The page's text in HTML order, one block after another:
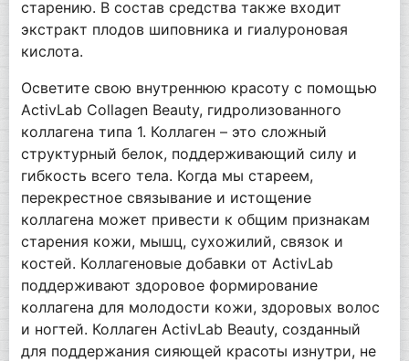
старению. В состав средства также входит
экстракт плодов шиповника и гиалуроновая
кислота.
Осветите свою внутреннюю красоту с помощью
ActivLab Collagen Beauty, гидролизованного
коллагена типа 1. Коллаген – это сложный
структурный белок, поддерживающий силу и
гибкость всего тела. Когда мы стареем,
перекрестное связывание и истощение
коллагена может привести к общим признакам
старения кожи, мышц, сухожилий, связок и
костей. Коллагеновые добавки от ActivLab
поддерживают здоровое формирование
коллагена для молодости кожи, здоровых волос
и ногтей. Коллаген ActivLab Beauty, созданный
для поддержания сияющей красоты изнутри, не